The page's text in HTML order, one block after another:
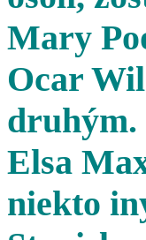
Mary
Ocar
druhým.
Elsa
niekto